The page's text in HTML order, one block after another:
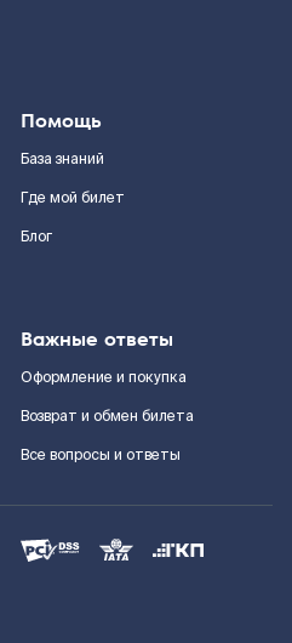
Помощь
База знаний
Где мой билет
Блог
Важные ответы
Оформление и покупка
Возврат и обмен билета
Все вопросы и ответы